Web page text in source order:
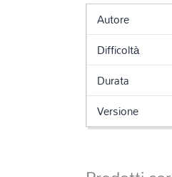
Autore
Difficoltà
Durata
Versione